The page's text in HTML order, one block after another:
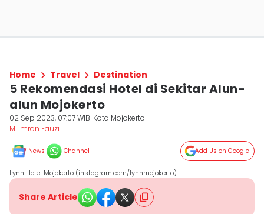
Home Travel Destination
5 Rekomendasi Hotel di Sekitar Alun-
alun Mojokerto
02 Sep 2023, 07:07 WIB Kota Mojokerto
M. Imron Fauzi
News Channel Add Us on Google
Lynn Hotel Mojokerto (instagram.com/lynnmojokerto)
Share Article